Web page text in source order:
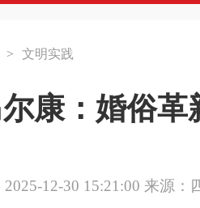
> 文明实践
康：婚俗革
2025-12-30 15:21:00 来源：